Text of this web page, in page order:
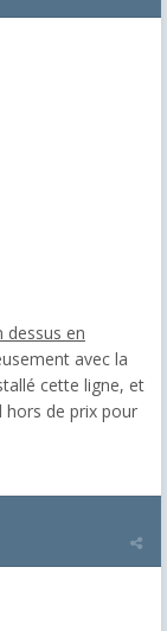
dessus en
avec la
cette ligne, et
hors de prix pour